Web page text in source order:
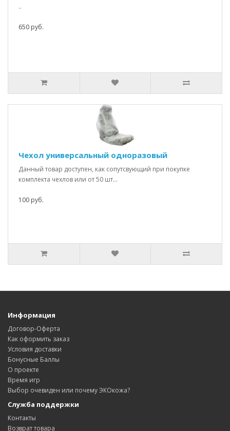
..
650 руб.
Чехол универсальный одноразовый
Данный товар доступен, как сопутсвующий при покупке
комплекта чехлов или от 50 шт...
100 руб.
Информация
Договор-Оферта
Как оформить заказ
Условия доставки
Бонусные Баллы
О проекте
Время игр
Выбор очевиден или почему ЭКОкожа?
Служба поддержки
Контакты
Возврат товара